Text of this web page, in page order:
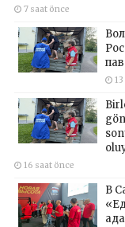
7 saat önce
16 saat önce
В